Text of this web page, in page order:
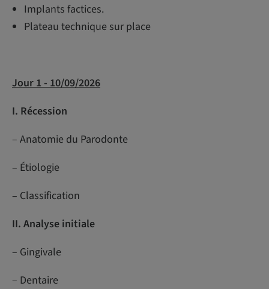
Implants factices.
Plateau technique sur place
Jour 1 - 10/09/2026
I. Récession
– Anatomie du Parodonte
– Étiologie
– Classification
II. Analyse initiale
– Gingivale
– Dentaire